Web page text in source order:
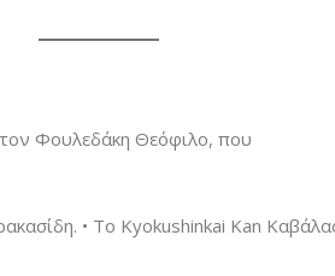
Φουλεδάκη Θεόφιλο, που
• Το Kyokushinkai Kan